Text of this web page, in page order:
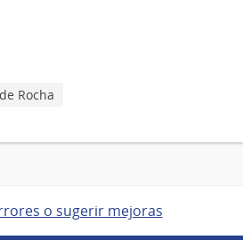
Rocha
o sugerir mejoras